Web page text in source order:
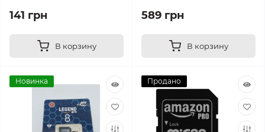
141 грн
В корзину
589 грн
В корзину
Новинка Продано